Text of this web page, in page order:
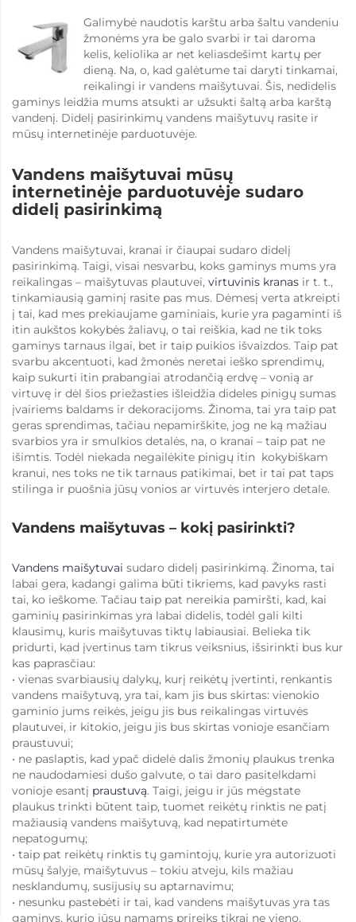
Galimybė naudotis karštu arba šaltu vandeniu
žmonėms yra be galo svarbi ir tai daroma
kelis, keliolika ar net keliasdešimt kartų per
dieną. Na, o, kad galėtume tai daryti tinkamai,
reikalingi ir vandens maišytuvai. Šis, nedidelis
gaminys leidžia mums atsukti ar užsukti šaltą arba karštą
vandenį. Didelį pasirinkimų vandens maišytuvų rasite ir
mūsų internetinėje parduotuvėje.
Vandens maišytuvai mūsų
internetinėje parduotuvėje sudaro
didelį pasirinkimą
Vandens maišytuvai, kranai ir čiaupai sudaro didelį
pasirinkimą. Taigi, visai nesvarbu, koks gaminys mums yra
reikalingas – maišytuvas plautuvei, virtuvinis kranas ir t. t.,
tinkamiausią gaminį rasite pas mus. Dėmesį verta atkreipti
į tai, kad mes prekiaujame gaminiais, kurie yra pagaminti iš
itin aukštos kokybės žaliavų, o tai reiškia, kad ne tik toks
gaminys tarnaus ilgai, bet ir taip puikios išvaizdos. Taip pat
svarbu akcentuoti, kad žmonės neretai ieško sprendimų,
kaip sukurti itin prabangiai atrodančią erdvę – vonią ar
virtuvę ir dėl šios priežasties išleidžia dideles pinigų sumas
įvairiems baldams ir dekoracijoms. Žinoma, tai yra taip pat
geras sprendimas, tačiau nepamirškite, jog ne ką mažiau
svarbios yra ir smulkios detalės, na, o kranai – taip pat ne
išimtis. Todėl niekada negailėkite pinigų itin kokybiškam
kranui, nes toks ne tik tarnaus patikimai, bet ir tai pat taps
stilinga ir puošnia jūsų vonios ar virtuvės interjero detale.
Vandens maišytuvas – kokį pasirinkti?
Vandens maišytuvai sudaro didelį pasirinkimą. Žinoma, tai
labai gera, kadangi galima būti tikriems, kad pavyks rasti
tai, ko ieškome. Tačiau taip pat nereikia pamiršti, kad, kai
gaminių pasirinkimas yra labai didelis, todėl gali kilti
klausimų, kuris maišytuvas tiktų labiausiai. Belieka tik
pridurti, kad įvertinus tam tikrus veiksnius, išsirinkti bus kur
kas paprasčiau:
• vienas svarbiausių dalykų, kurį reikėtų įvertinti, renkantis
vandens maišytuvą, yra tai, kam jis bus skirtas: vienokio
gaminio jums reikės, jeigu jis bus reikalingas virtuvės
plautuvei, ir kitokio, jeigu jis bus skirtas vonioje esančiam
praustuvui;
• ne paslaptis, kad ypač didelė dalis žmonių plaukus trenka
ne naudodamiesi dušo galvute, o tai daro pasitelkdami
vonioje esantį praustuvą. Taigi, jeigu ir jūs mėgstate
plaukus trinkti būtent taip, tuomet reikėtų rinktis ne patį
mažiausią vandens maišytuvą, kad nepatirtumėte
nepatogumų;
• taip pat reikėtų rinktis tų gamintojų, kurie yra autorizuoti
mūsų šalyje, maišytuvus – tokiu atveju, kils mažiau
nesklandumų, susijusių su aptarnavimu;
• nesunku pastebėti ir tai, kad vandens maišytuvas yra tas
gaminys, kurio jūsų namams prireiks tikrai ne vieno.